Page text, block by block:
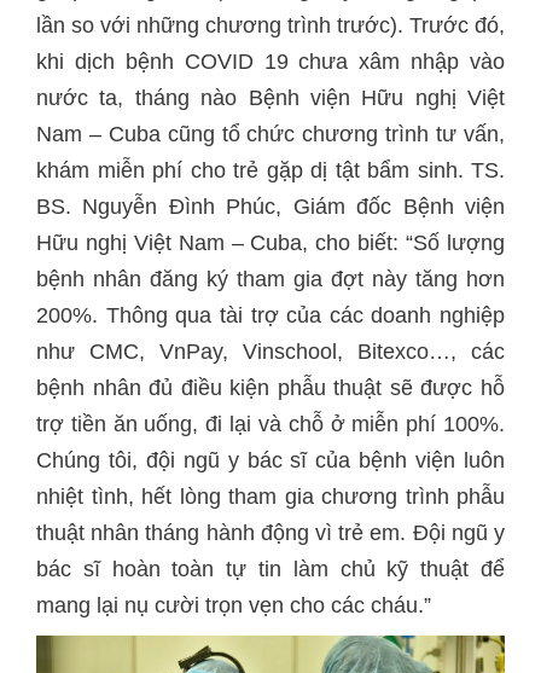
lần so với những chương trình trước). Trước đó,
khi dịch bệnh COVID 19 chưa xâm nhập vào
nước ta, tháng nào Bệnh viện Hữu nghị Việt
Nam – Cuba cũng tổ chức chương trình tư vấn,
khám miễn phí cho trẻ gặp dị tật bẩm sinh. TS.
BS. Nguyễn Đình Phúc, Giám đốc Bệnh viện
Hữu nghị Việt Nam – Cuba, cho biết: “Số lượng
bệnh nhân đăng ký tham gia đợt này tăng hơn
200%. Thông qua tài trợ của các doanh nghiệp
như CMC, VnPay, Vinschool, Bitexco…, các
bệnh nhân đủ điều kiện phẫu thuật sẽ được hỗ
trợ tiền ăn uống, đi lại và chỗ ở miễn phí 100%.
Chúng tôi, đội ngũ y bác sĩ của bệnh viện luôn
nhiệt tình, hết lòng tham gia chương trình phẫu
thuật nhân tháng hành động vì trẻ em. Đội ngũ y
bác sĩ hoàn toàn tự tin làm chủ kỹ thuật để
mang lại nụ cười trọn vẹn cho các cháu.”